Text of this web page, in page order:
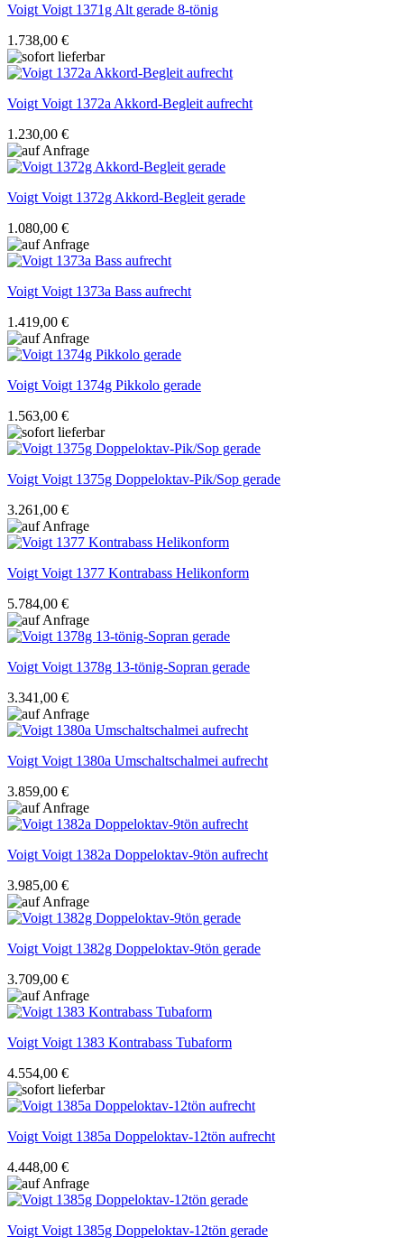
VoigtVoigt 1371g Alt gerade 8-tönig
1.738,00 €
VoigtVoigt 1372a Akkord-Begleit aufrecht
1.230,00 €
VoigtVoigt 1372g Akkord-Begleit gerade
1.080,00 €
VoigtVoigt 1373a Bass aufrecht
1.419,00 €
VoigtVoigt 1374g Pikkolo gerade
1.563,00 €
VoigtVoigt 1375g Doppeloktav-Pik/Sop gerade
3.261,00 €
VoigtVoigt 1377 Kontrabass Helikonform
5.784,00 €
VoigtVoigt 1378g 13-tönig-Sopran gerade
3.341,00 €
VoigtVoigt 1380a Umschaltschalmei aufrecht
3.859,00 €
VoigtVoigt 1382a Doppeloktav-9tön aufrecht
3.985,00 €
VoigtVoigt 1382g Doppeloktav-9tön gerade
3.709,00 €
VoigtVoigt 1383 Kontrabass Tubaform
4.554,00 €
VoigtVoigt 1385a Doppeloktav-12tön aufrecht
4.448,00 €
VoigtVoigt 1385g Doppeloktav-12tön gerade